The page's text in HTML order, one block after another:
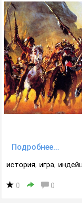
Подробнее...
история, игра,
0 0